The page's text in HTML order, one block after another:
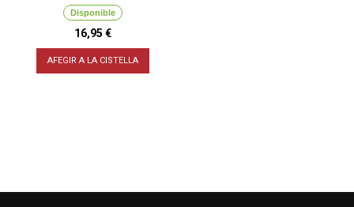
Disponible
16,95 €
AFEGIR A LA CISTELLA